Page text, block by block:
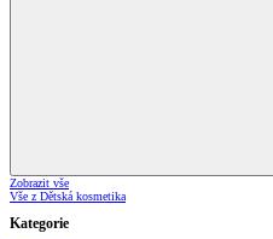
Zobrazit vše
Vše z Dětská kosmetika
Kategorie